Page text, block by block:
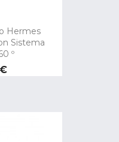
Hermes
Sistema
º